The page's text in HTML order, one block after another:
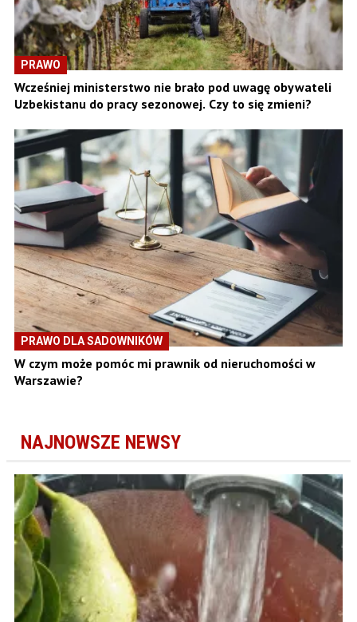
PRAWO
Wcześniej ministerstwo nie brało pod uwagę obywateli
Uzbekistanu do pracy sezonowej. Czy to się zmieni?
PRAWO DLA SADOWNIKÓW
W czym może pomóc mi prawnik od nieruchomości w
Warszawie?
NAJNOWSZE NEWSY